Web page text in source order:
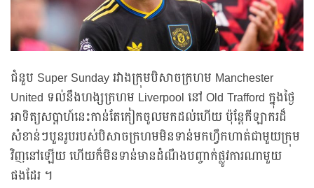
ជំនួប Super Sunday រវាងក្រុមបិសាចក្រហម Manchester
United ទល់នឹងហង្សក្រហម Liverpool នៅ Old Trafford ក្នុងថ្ងៃ
អាទិត្យសប្ដាហ៍នេះកាន់តែកៀកចូលមកដល់ហើយ ប៉ុន្តែកីឡាករដ៏
សំខាន់ៗបួនរូបរបស់បិសាចក្រហមមិនទាន់មកហ្វឹកហាត់ជាមួយក្រុម
វិញនៅឡើយ ហើយក៏មិនទាន់មានដំណឹងបញ្ចាក់ផ្លូវការណាមួយ
ផងដែរ ។